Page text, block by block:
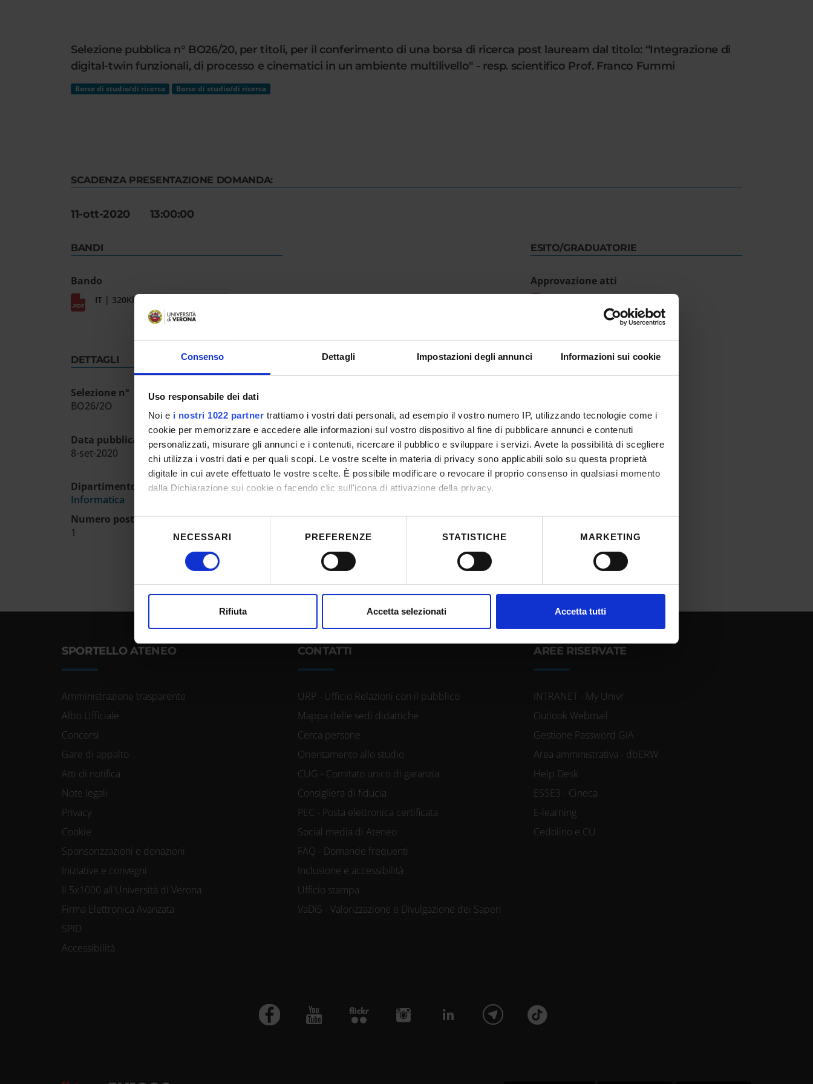
Consenso Dettagli Impostazioni degli annunci Informazioni sui cookie
Uso responsabile dei dati
Noi e i nostri 1022 partner trattiamo i vostri dati personali, ad esempio il vostro numero IP, utilizzando tecnologie come i
cookie per memorizzare e accedere alle informazioni sul vostro dispositivo al fine di pubblicare annunci e contenuti
personalizzati, misurare gli annunci e i contenuti, ricercare il pubblico e sviluppare i servizi. Avete la possibilità di scegliere
chi utilizza i vostri dati e per quali scopi. Le vostre scelte in materia di privacy sono applicabili solo su questa proprietà
digitale in cui avete effettuato le vostre scelte. È possibile modificare o revocare il proprio consenso in qualsiasi momento
dalla Dichiarazione sui cookie o facendo clic sull'icona di attivazione della privacy.
Con il tuo consenso, vorremmo anche:
raccogliere informazioni sulla tua posizione geografica, con un'approssimazione di qualche metro,
Approfondisci come vengono elaborati i tuoi dati personali e imposta le tue preferenze nella
sezione dettagli . Puoi
Utilizziamo i cookie per personalizzare contenuti ed annunci, per fornire funzionalità dei social media e per analizzare il
che hanno raccolto dal tuo utilizzo dei loro servizi.
NECESSARI PREFERENZE STATISTICHE MARKETING
Rifiuta Accetta selezionati Accetta tutti
Selezione pubblica n° BO26/20, per titoli, per il conferimento di una borsa di ricerca post lauream dal titolo: “Integrazione di
digital-twin funzionali, di processo e cinematici in un ambiente multilivello" - resp. scientifico Prof. Franco Fummi
Borse di studio/di ricerca Borse di studio/di ricerca
SCADENZA PRESENTAZIONE DOMANDA:
11-ott-2020 13:00:00
BANDI
Bando
IT | 320Kb
DETTAGLI
Selezione n°
BO26/2O
Data pubblicazione sull'albo ufficiale
8-set-2020
Dipartimento
Informatica
Numero posti
1
ESITO/GRADUATORIE
Approvazione atti
SPORTELLO ATENEO
Amministrazione trasparente
Albo Ufficiale
Concorsi
Gare di appalto
Atti di notifica
Note legali
Privacy
Cookie
Sponsorizzazioni e donazioni
Iniziative e convegni
Il 5x1000 all'Università di Verona
Firma Elettronica Avanzata
SPID
Accessibilità
CONTATTI
URP - Ufficio Relazioni con il pubblico
Mappa delle sedi didattiche
Cerca persone
Orientamento allo studio
CUG - Comitato unico di garanzia
Consigliera di fiducia
PEC - Posta elettronica certificata
Social media di Ateneo
FAQ - Domande frequenti
Inclusione e accessibilità
Ufficio stampa
VaDiS - Valorizzazione e Divulgazione dei Saperi
AREE RISERVATE
INTRANET - My Univr
Outlook Webmail
Gestione Password GIA
Area amministrativa - dbERW
Help Desk
ESSE3 - Cineca
E-learning
Cedolino e CU